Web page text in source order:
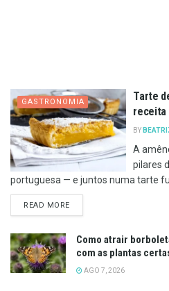
GASTRONOMIA
Tarte
receita
BY
A
pilares
portuguesa — e juntos numa tarte
READ MOREDETAILS
Como atrair
com as plantas
AGO 7, 2026